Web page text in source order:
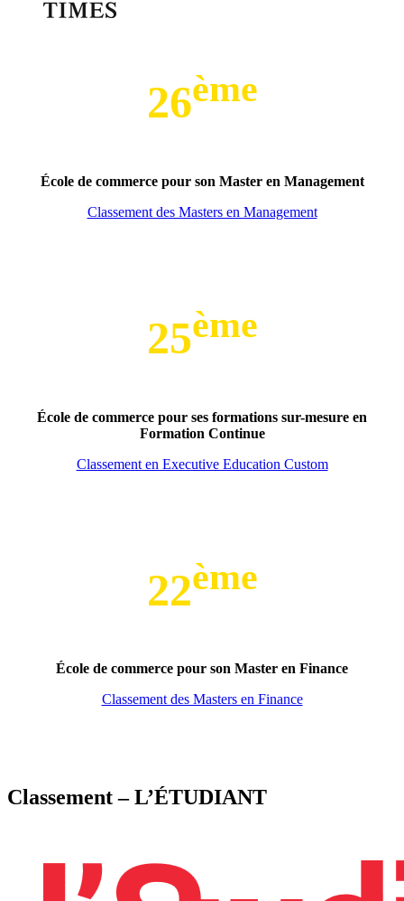
26ème
École de commerce pour son Master en Management
Classement des Masters en Management
25ème
École de commerce pour ses formations sur-mesure en
Formation Continue
Classement en Executive Education Custom
22ème
École de commerce pour son Master en Finance
Classement des Masters en Finance
Classement – L’ÉTUDIANT